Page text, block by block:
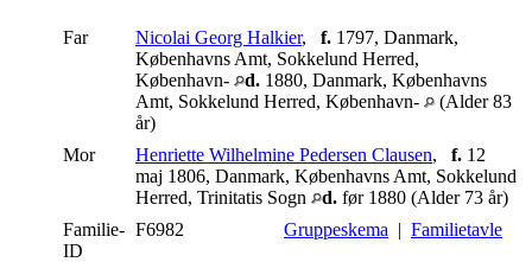
Far Nicolai Georg Halkier, f. 1797, Danmark,
Københavns Amt, Sokkelund Herred,
København-
d. 1880, Danmark, Københavns
Amt, Sokkelund Herred, København-
(Alder 83
år)
Mor
Henriette Wilhelmine Pedersen Clausen, f. 12
maj 1806, Danmark, Københavns Amt, Sokkelund
Herred, Trinitatis Sogn
d. før 1880 (Alder 73 år)
Familie-
ID
F6982 Gruppeskema | Familietavle